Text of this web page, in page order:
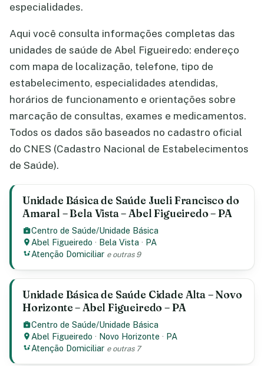
especialidades.
Aqui você consulta informações completas das
unidades de saúde de Abel Figueiredo: endereço
com mapa de localização, telefone, tipo de
estabelecimento, especialidades atendidas,
horários de funcionamento e orientações sobre
marcação de consultas, exames e medicamentos.
Todos os dados são baseados no cadastro oficial
do CNES (Cadastro Nacional de Estabelecimentos
de Saúde).
Unidade Básica de Saúde Jueli Francisco do
Amaral – Bela Vista – Abel Figueiredo – PA
Centro de Saúde/Unidade Básica
Abel Figueiredo · Bela Vista · PA
Atenção Domiciliar e outras 9
Unidade Básica de Saúde Cidade Alta – Novo
Horizonte – Abel Figueiredo – PA
Centro de Saúde/Unidade Básica
Abel Figueiredo · Novo Horizonte · PA
Atenção Domiciliar e outras 7